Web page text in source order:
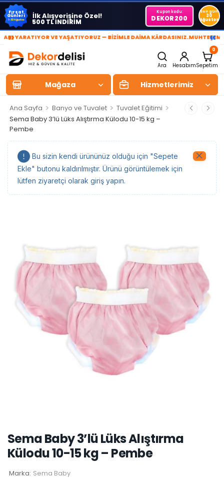
Fırsat
Günleri
1-30 Ağustos İlk Alışverişine Özel!
500 TL İNDİRİM
Kupon kodu:
DEKOR200
Son gün
30
Ağustos
»
YARATIYOR VE YAŞATIYORUZ — BİZİMLE DAİMA KÂRDASINIZ.MUHTEŞEM
«
Ara Hesabım
0
Sepetim
Mağaza Hizmetlerimiz
Ana Sayfa > Banyo ve Tuvalet > Tuvalet Eğitimi >
Sema Baby 3’lü Lüks Alıştırma Külodu 10-15 kg –
Pembe
Bu sizin kendi ürününüz olduğu için "Sepete
Ekle" butonu kaldırılmıştır. Ürünü görüntülemek için
lütfen ziyaretçi olarak giriş yapın.
Sema Baby 3’lü Lüks Alıştırma
Külodu 10-15 kg – Pembe
Marka: Sema Baby